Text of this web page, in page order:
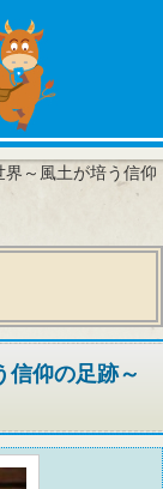
～風土が培う信仰
信仰の足跡～